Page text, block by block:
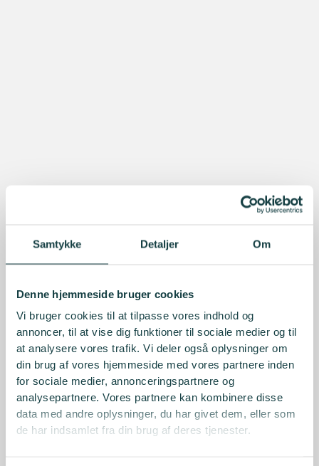
Samtykke Detaljer Om
Denne hjemmeside bruger cookies
Vi bruger cookies til at tilpasse vores indhold og
annoncer, til at vise dig funktioner til sociale medier og til
at analysere vores trafik. Vi deler også oplysninger om
din brug af vores hjemmeside med vores partnere inden
for sociale medier, annonceringspartnere og
analysepartnere. Vores partnere kan kombinere disse
data med andre oplysninger, du har givet dem, eller som
de har indsamlet fra din brug af deres tjenester.